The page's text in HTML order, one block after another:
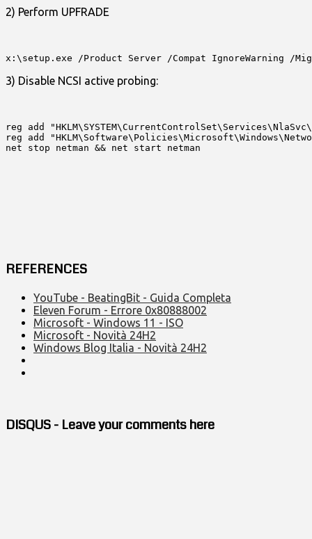
2) Perform UPFRADE
x:\setup.exe /Product Server /Compat IgnoreWarning /
3) Disable NCSI active probing:
reg add
reg add
net stop netman && net start netman
REFERENCES
YouTube - BeatingBit - Guida Completa
Eleven Forum - Errore 0x80888002
Microsoft - Windows 11 - ISO
Microsoft - Novità 24H2
Windows Blog Italia - Novità 24H2
DISQUS - Leave your comments here